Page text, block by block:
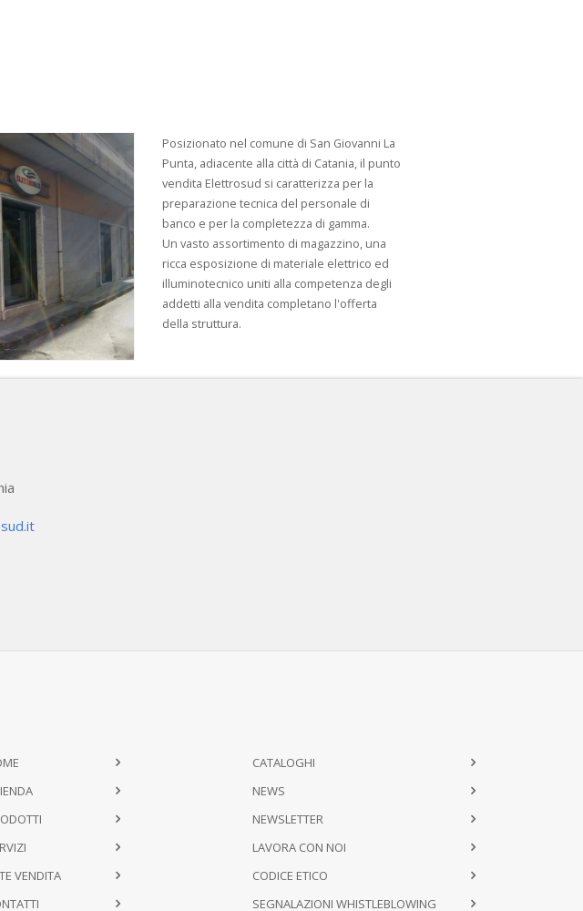
Posizionato nel comune di San Giovanni La
Punta, adiacente alla città di Catania, il punto
vendita Elettrosud si caratterizza per la
preparazione tecnica del personale di
banco e per la completezza di gamma.
Un vasto assortimento di magazzino, una
ricca esposizione di materiale elettrico ed
illuminotecnico uniti alla competenza degli
addetti alla vendita completano l'offerta
della struttura.
VENDITA
CATALOGHI
NEWS
NEWSLETTER
LAVORA CON NOI
CODICE ETICO
SEGNALAZIONI WHISTLEBLOWING